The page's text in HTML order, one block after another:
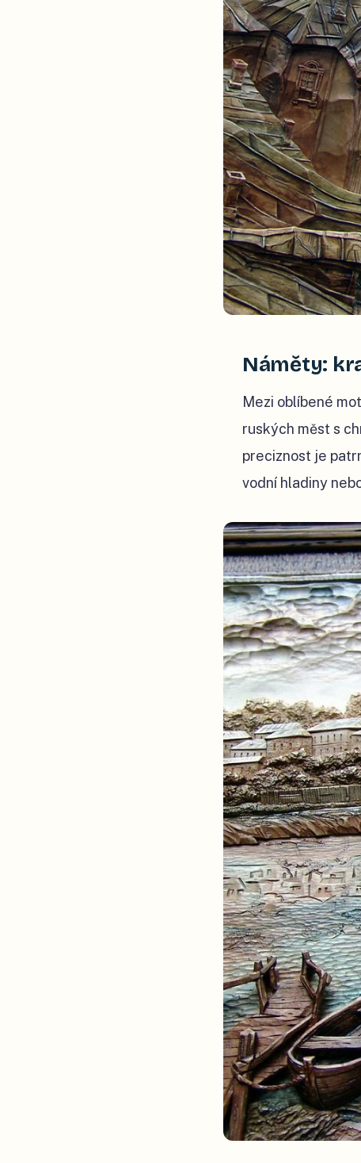
Náměty:
Mezi oblíbené
ruských měst s
preciznost je
vodní hladiny